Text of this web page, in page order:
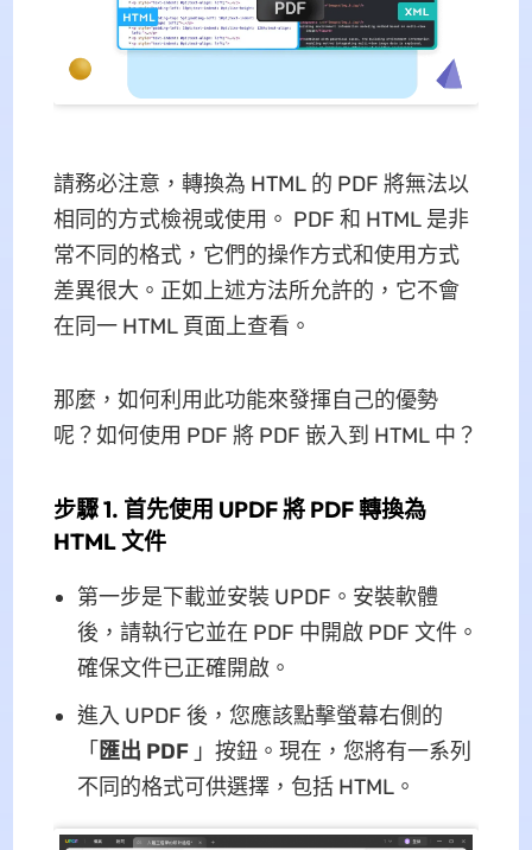
請務必注意，轉換為 HTML 的 PDF 將無法以
相同的方式檢視或使用。 PDF 和 HTML 是非
常不同的格式，它們的操作方式和使用方式
差異很大。正如上述方法所允許的，它不會
在同一 HTML 頁面上查看。
那麼，如何利用此功能來發揮自己的優勢
呢？如何使用 PDF 將 PDF 嵌入到 HTML 中？
步驟 1. 首先使用 UPDF 將 PDF 轉換為
HTML 文件
第一步是下載並安裝 UPDF。安裝軟體
後，請執行它並在 PDF 中開啟 PDF 文件。
確保文件已正確開啟。
進入 UPDF 後，您應該點擊螢幕右側的
「 匯出 PDF」按鈕。現在，您將有一系列
不同的格式可供選擇，包括 HTML。